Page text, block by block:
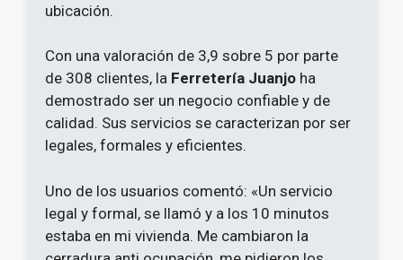
ubicación.
Con una valoración de 3,9 sobre 5 por parte
de 308 clientes, la Ferretería Juanjo ha
demostrado ser un negocio confiable y de
calidad. Sus servicios se caracterizan por ser
legales, formales y eficientes.
Uno de los usuarios comentó: «Un servicio
legal y formal, se llamó y a los 10 minutos
estaba en mi vivienda. Me cambiaron la